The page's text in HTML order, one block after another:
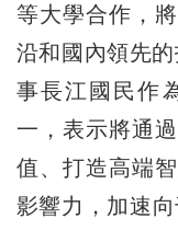
等大學合作，
沿和國內領先
事長江國民作
一，表示將通
值、打造高端
影響力，加速